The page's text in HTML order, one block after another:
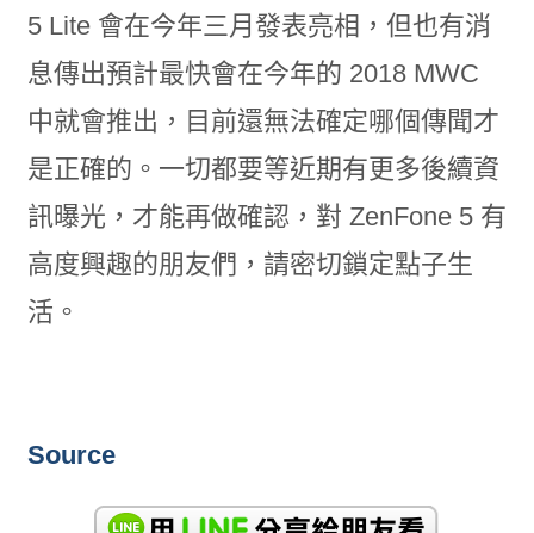
5 Lite 會在今年三月發表亮相，但也有消
息傳出預計最快會在今年的 2018 MWC
中就會推出，目前還無法確定哪個傳聞才
是正確的。一切都要等近期有更多後續資
訊曝光，才能再做確認，對 ZenFone 5 有
高度興趣的朋友們，請密切鎖定點子生
活。
Source